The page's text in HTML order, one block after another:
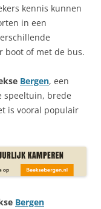
kennis kunnen
in een
boot of met de bus.
Bergen, een
speeltuin, brede
is vooral populair
Bergen